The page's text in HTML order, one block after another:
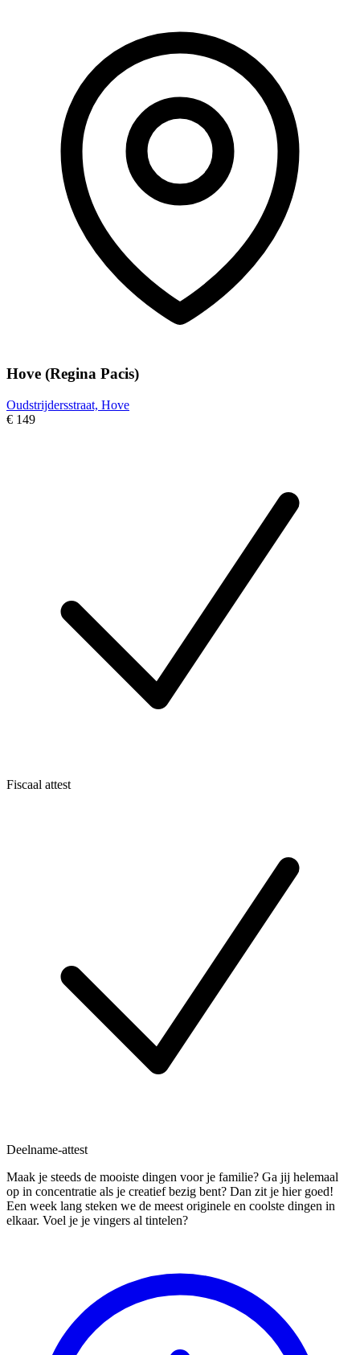
Hove (Regina Pacis)
Oudstrijdersstraat, Hove
€ 149
Fiscaal attest
Deelname-attest
Maak je steeds de mooiste dingen voor je familie? Ga jij helemaal
op in concentratie als je creatief bezig bent? Dan zit je hier goed!
Een week lang steken we de meest originele en coolste dingen in
elkaar. Voel je je vingers al tintelen?